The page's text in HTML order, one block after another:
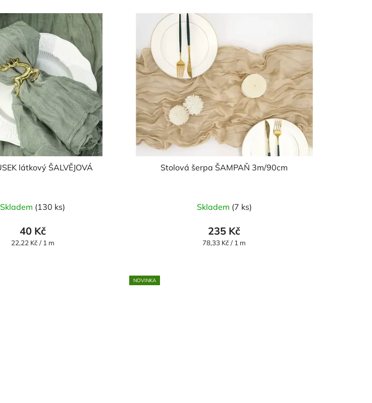
UBROUSEK látkový ŠALVĚJOVÁ
Skladem (130 ks)
40 Kč
Měrná
22,22 Kč / 1 m
Stolová šerpa ŠAMPAŇ 3m/90cm
Skladem (7 ks)
235 Kč
Měrná
78,33 Kč / 1 m
NOVINKA